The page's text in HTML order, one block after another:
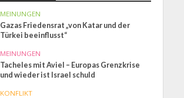
MEINUNGEN
Gazas Friedensrat „von Katar und der
Türkei beeinflusst“
MEINUNGEN
Tacheles mit Aviel – Europas Grenzkrise
und wieder ist Israel schuld
KONFLIKT